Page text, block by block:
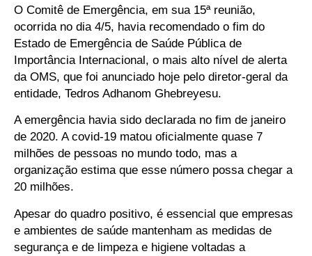
O Comitê de Emergência, em sua 15ª reunião,
ocorrida no dia 4/5, havia recomendado o fim do
Estado de Emergência de Saúde Pública de
Importância Internacional, o mais alto nível de alerta
da OMS, que foi anunciado hoje pelo diretor-geral da
entidade, Tedros Adhanom Ghebreyesu.
A emergência havia sido declarada no fim de janeiro
de 2020. A covid-19 matou oficialmente quase 7
milhões de pessoas no mundo todo, mas a
organização estima que esse número possa chegar a
20 milhões.
Apesar do quadro positivo, é essencial que empresas
e ambientes de saúde mantenham as medidas de
segurança e de limpeza e higiene voltadas a